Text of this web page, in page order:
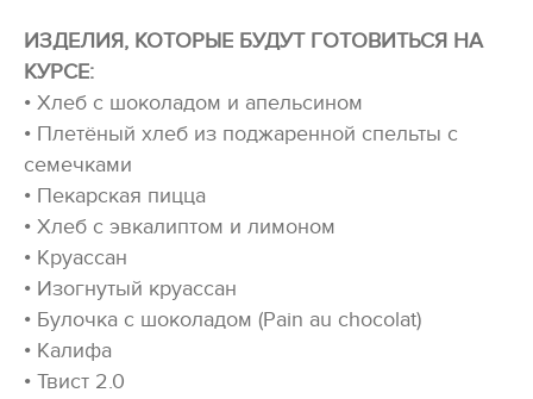
ИЗДЕЛИЯ, КОТОРЫЕ БУДУТ ГОТОВИТЬСЯ НА
КУРСЕ:
• Хлеб с шоколадом и апельсином
• Плетёный хлеб из поджаренной спельты с
семечками
• Пекарская пицца
• Хлеб с эвкалиптом и лимоном
• Круассан
• Изогнутый круассан
• Булочка с шоколадом (Pain au chocolat)
• Калифа
• Твист 2.0